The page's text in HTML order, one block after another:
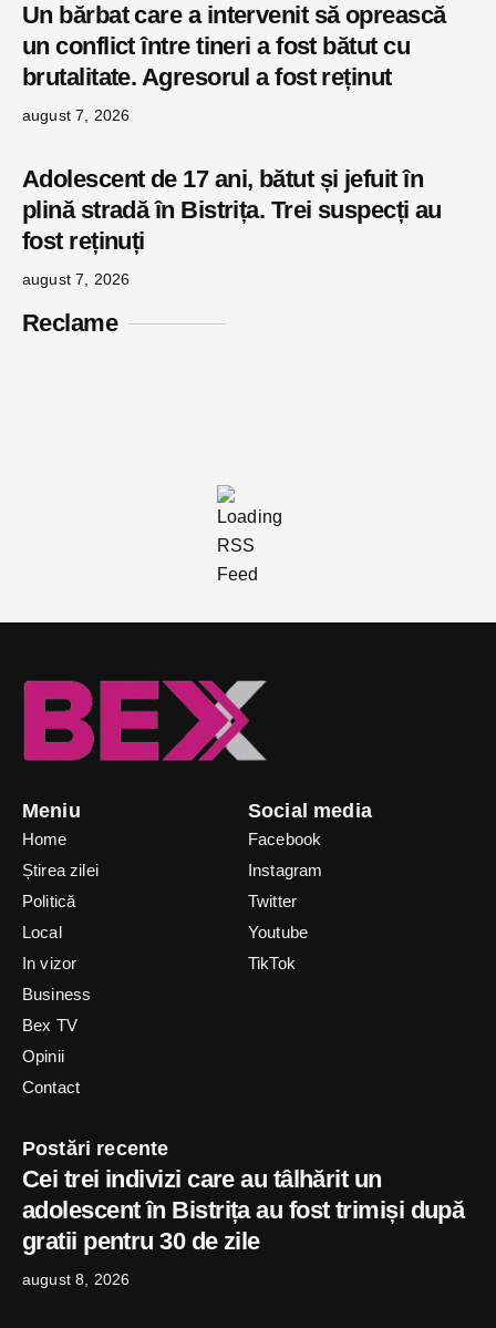
Un bărbat care a intervenit să oprească
un conflict între tineri a fost bătut cu
brutalitate. Agresorul a fost reținut
august 7, 2026
Adolescent de 17 ani, bătut și jefuit în
plină stradă în Bistrița. Trei suspecți au
fost reținuți
august 7, 2026
Reclame
Meniu
Home
Știrea zilei
Politică
Local
In vizor
Business
Bex TV
Opinii
Contact
Social media
Facebook
Instagram
Twitter
Youtube
TikTok
Postări recente
Cei trei indivizi care au tâlhărit un
adolescent în Bistrița au fost trimiși după
gratii pentru 30 de zile
august 8, 2026